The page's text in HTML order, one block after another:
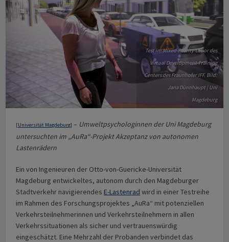
Test im Mixed-Reality-Labor des
Virtual Development Training
Centers des Fraunhofer IFF. Bild:
Jana Dünnhaupt | Uni
Magdeburg
[Universität Magdeburg] – Umweltpsychologinnen der Uni Magdeburg
untersuchten im „AuRa“-Projekt Akzeptanz von autonomen
Lastenrädern
Ein von Ingenieuren der Otto-von-Guericke-Universität
Magdeburg entwickeltes, autonom durch den Magdeburger
Stadtverkehr navigierendesE-Lastenrad wird in einer Testreihe
im Rahmen des Forschungsprojektes „AuRa“ mit potenziellen
Verkehrsteilnehmerinnen und Verkehrsteilnehmern in allen
Verkehrssituationen als sicher und vertrauenswürdig
eingeschätzt. Eine Mehrzahl der Probanden verbindet das